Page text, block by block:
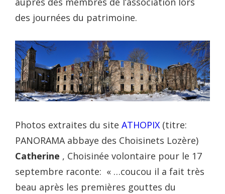
des journées du patrimoine.
Photos extraites du site ATHOPIX (titre:
PANORAMA abbaye des Choisinets Lozère)
Catherine , Choisinée volontaire pour le 17
septembre raconte: « …coucou il a fait très
beau après les premières gouttes du